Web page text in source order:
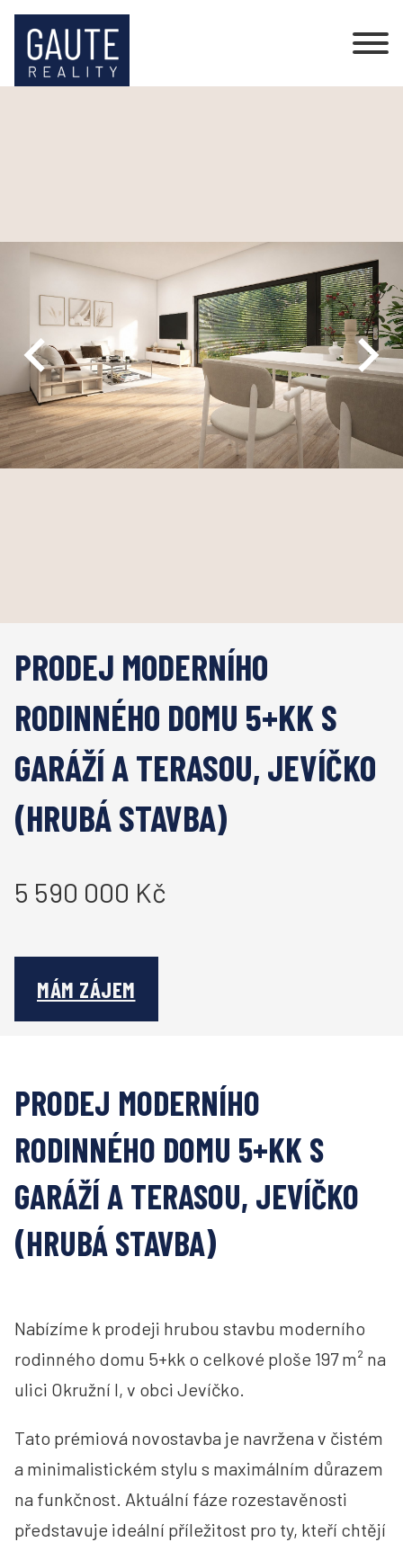
PRODEJ MODERNÍHO
RODINNÉHO DOMU 5+KK S
GARÁŽÍ A TERASOU, JEVÍČKO
(HRUBÁ STAVBA)
5 590 000 Kč
MÁM ZÁJEM
PRODEJ MODERNÍHO
RODINNÉHO DOMU 5+KK S
GARÁŽÍ A TERASOU, JEVÍČKO
(HRUBÁ STAVBA)
Nabízíme k prodeji hrubou stavbu moderního
rodinného domu 5+kk o celkové ploše 197 m² na
ulici Okružní I, v obci Jevíčko.
Tato prémiová novostavba je navržena v čistém
a minimalistickém stylu s maximálním důrazem
na funkčnost. Aktuální fáze rozestavěnosti
představuje ideální příležitost pro ty, kteří chtějí